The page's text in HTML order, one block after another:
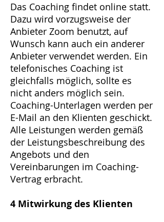
Das Coaching findet online statt.
Dazu wird vorzugsweise der
Anbieter Zoom benutzt, auf
Wunsch kann auch ein anderer
Anbieter verwendet werden. Ein
telefonisches Coaching ist
gleichfalls möglich, sollte es
nicht anders möglich sein.
Coaching-Unterlagen werden per
E-Mail an den Klienten geschickt.
Alle Leistungen werden gemäß
der Leistungsbeschreibung des
Angebots und den
Vereinbarungen im Coaching-
Vertrag erbracht.
4 Mitwirkung des Klienten